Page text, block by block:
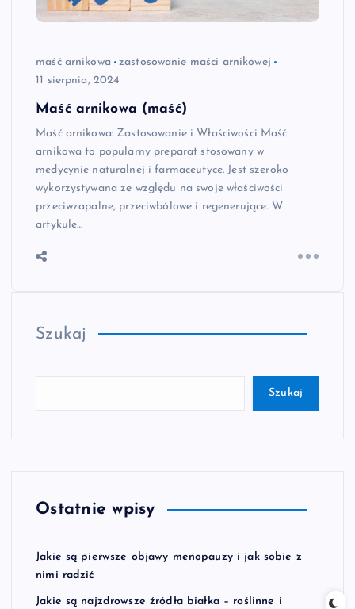
maść arnikowa
zastosowanie maści arnikowej
11 sierpnia, 2024
Maść arnikowa (maść)
Maść arnikowa: Zastosowanie i Właściwości Maść
arnikowa to popularny preparat stosowany w
medycynie naturalnej i farmaceutyce. Jest szeroko
wykorzystywana ze względu na swoje właściwości
przeciwzapalne, przeciwbólowe i regenerujące. W
artykule…
Szukaj
Szukaj
Ostatnie wpisy
Jakie są pierwsze objawy menopauzy i jak sobie z
nimi radzić
Jakie są najzdrowsze źródła białka – roślinne i